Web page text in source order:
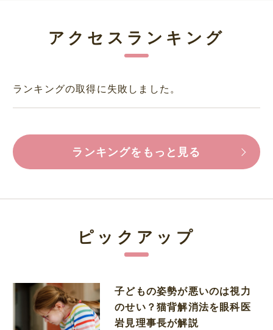
アクセスランキング
ランキングの取得に失敗しました。
ランキングをもっと見る
ピックアップ
子どもの姿勢が悪いのは視力
のせい？猫背解消法を眼科医
岩見理事長が解説